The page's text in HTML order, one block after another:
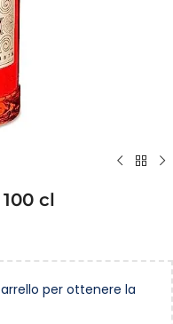
cl
per ottenere la